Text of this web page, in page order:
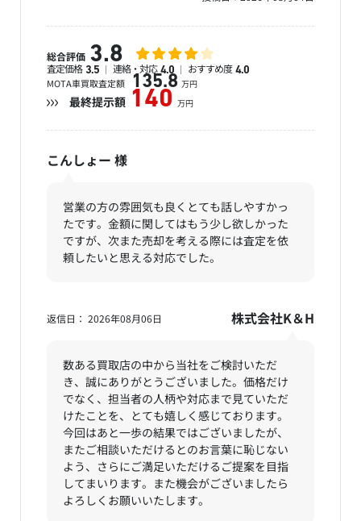
総合評価 3.8
査定価格 3.5 連絡・対応 4.0 おすすめ度 4.0
MOTA車買取査定額 135.8 万円
最終提示額 140 万円
こんしょー 様
営業の方の雰囲気も良くとても話しやすかっ
たです。金額に関してはもう少し欲しかった
ですが、次また売却を考える際には査定を依
頼したいと思える対応でした。
数ある買取店の中から当社をご検討いただ
き、誠にありがとうございました。価格だけ
でなく、担当者の人柄や対応まで見ていただ
けたことを、とても嬉しく感じております。
今回はあと一歩の結果ではございましたが、
またご相談いただけるとのお言葉に恥じない
よう、さらにご満足いただけるご提案を目指
してまいります。また機会がございましたら
よろしくお願いいたします。
株式会社K＆H
返信日： 2026年08月06日